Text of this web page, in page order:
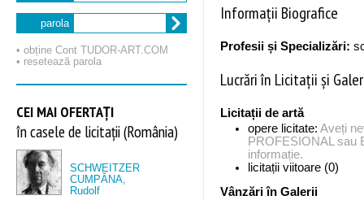
parola
• obține Cont TUDOR‑ART.COM
• resetează parola
CEI MAI OFERTAȚI
în casele de licitații (România)
SCHWEITZER
CUMPĂNA,
Rudolf
Informații Biografice
Profesii și Specializări:
Lucrări în Licitații și
Licitații de artă
opere licitate:Aveți
PROFESIONAL sau
informație.
licitații viitoare (0)
Vânzări în Galerii